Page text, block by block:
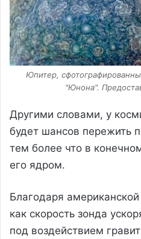
Юпитер,
"Юнона".
Другими словами, у
будет шансов пережить
тем более что в
его ядром.
Благодаря
как скорость зонда
под воздействием